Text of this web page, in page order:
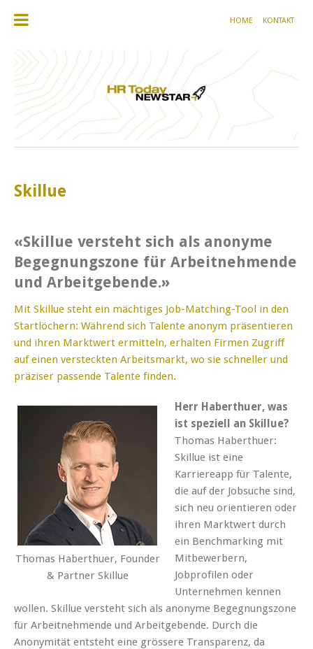
HOME KONTAKT
Skillue
«Skillue versteht sich als anonyme
Begegnungszone für Arbeitnehmende
und Arbeitgebende.»
Mit Skillue steht ein mächtiges Job-Matching-Tool in den
Startlöchern: Während sich Talente anonym präsentieren
und ihren Marktwert ermitteln, erhalten Firmen Zugriff
auf einen versteckten Arbeitsmarkt, wo sie schneller und
präziser passende Talente finden.
Thomas Haberthuer, Founder
& Partner Skillue
Herr Haberthuer, was
ist speziell an Skillue?
Thomas Haberthuer:
Skillue ist eine
Karriereapp für Talente,
die auf der Jobsuche sind,
sich neu orientieren oder
ihren Marktwert durch
ein Benchmarking mit
Mitbewerbern,
Jobprofilen oder
Unternehmen kennen
wollen. Skillue versteht sich als anonyme Begegnungszone
für Arbeitnehmende und Arbeitgebende. Durch die
Anonymität entsteht eine grössere Transparenz, da